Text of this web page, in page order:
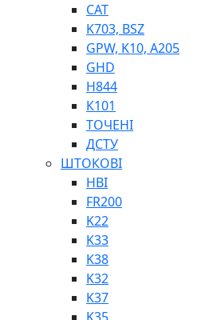
Е90, E92
SINT, E60
ПНЕВМАТИКА
ФІТИНГИ
CAT
K703, BSZ
GPW, K10, A205
GHD
H844
К101
ТОЧЕНІ
ДСТУ
ШТОКОВІ
HBI
FR200
K22
K33
K38
K32
K37